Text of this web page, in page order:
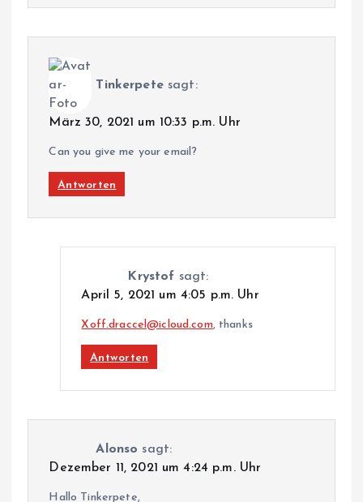
Tinkerpete sagt:
März 30, 2021 um 10:33 p.m. Uhr
Can you give me your email?
Antworten
Krystof sagt:
April 5, 2021 um 4:05 p.m. Uhr
Xoff.draccel@icloud.com, thanks
Antworten
Alonso sagt:
Dezember 11, 2021 um 4:24 p.m. Uhr
Hallo Tinkerpete,